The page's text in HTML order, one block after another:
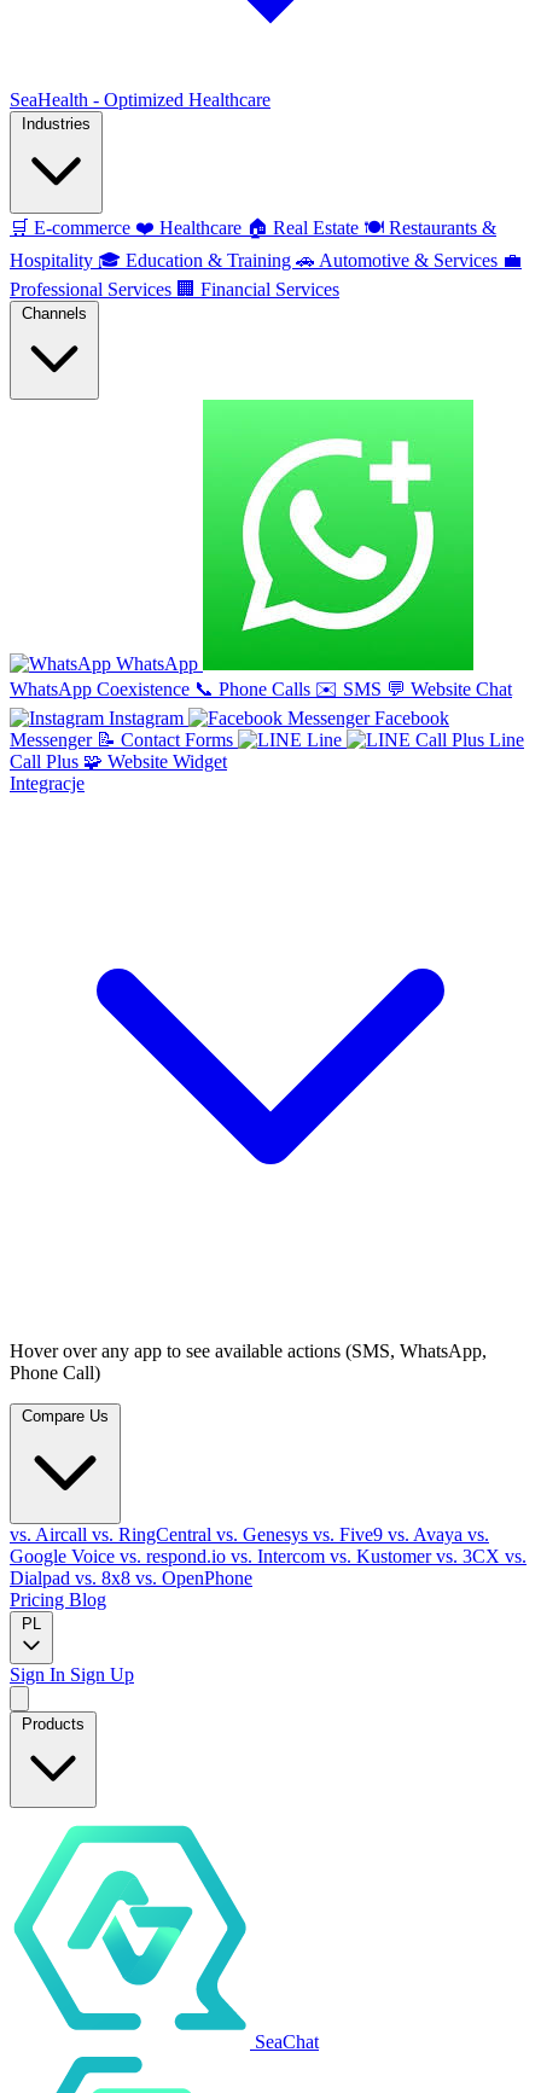
SeaHealth - Optimized Healthcare
🛒 E-commerce ❤️ Healthcare 🏠 Real Estate 🍽️ Restaurants &
Hospitality 🎓 Education & Training 🚗 Automotive & Services 💼
Professional Services 🏢 Financial Services
WhatsApp
WhatsApp Coexistence 📞 Phone Calls ✉️ SMS 💬 Website Chat
Instagram
Facebook
Messenger 📝 Contact Forms Line
Line
Call Plus 🧩 Website Widget
Integracje
Hover over any app to see available actions (SMS, WhatsApp,
Phone Call)
vs. Aircall vs. RingCentral vs. Genesys vs. Five9 vs. Avaya vs.
Google Voice vs. respond.io vs. Intercom vs. Kustomervs. 3CX vs.
Dialpad vs. 8x8 vs. OpenPhone
Pricing Blog
PL
Sign In Sign Up
Products
SeaChat